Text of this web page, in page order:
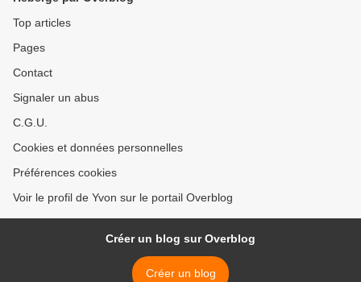
Top articles
Pages
Contact
Signaler un abus
C.G.U.
Cookies et données personnelles
Préférences cookies
Voir le profil de Yvon sur le portail Overblog
Créer un blog sur Overblog
Créer un blog